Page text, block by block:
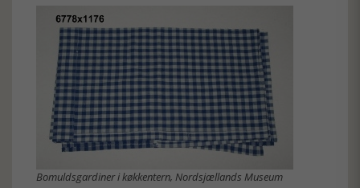
Bomuldsgardiner i køkkentern, Nordsjællands Museum